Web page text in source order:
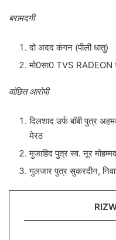
बरामदगी
दो अदद कंगन (पीली धातु)
मो0सा0 TVS
वांछित आरोपी
दिलशाद उर्फ बॉबी पुत्र
मेरठ
मुजाहिद पुत्र स्व. नूर
गुलजार पुत्र सुकरदीन,